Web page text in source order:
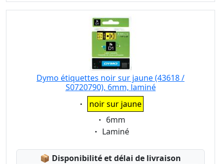
Dymo étiquettes noir sur jaune (43618 /
S0720790), 6mm, laminé
Eigenschaft:
noir sur jaune
Eigenschaft:
6mm
Eigenschaft:
Laminé
📦 Lagerstatus:
Disponibilité et délai de livraison